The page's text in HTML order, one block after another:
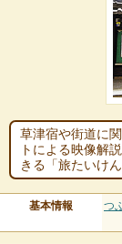
草津宿や街道に
トによる映像解
きる「旅たいけ
基本情報 つ